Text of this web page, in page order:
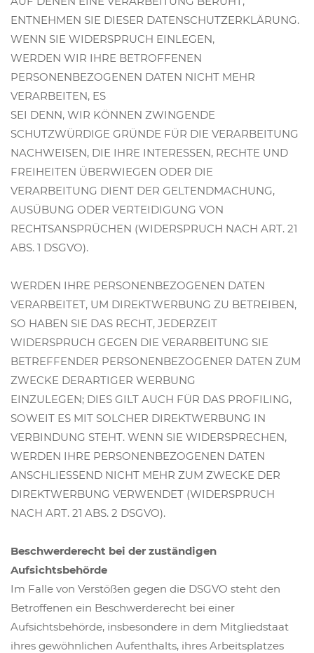
ENTNEHMEN SIE DIESER DATENSCHUTZERKLÄRUNG.
WENN SIE WIDERSPRUCH EINLEGEN,
WERDEN WIR IHRE BETROFFENEN
PERSONENBEZOGENEN DATEN NICHT MEHR
VERARBEITEN, ES
SEI DENN, WIR KÖNNEN ZWINGENDE
SCHUTZWÜRDIGE GRÜNDE FÜR DIE VERARBEITUNG
NACHWEISEN, DIE IHRE INTERESSEN, RECHTE UND
FREIHEITEN ÜBERWIEGEN ODER DIE
VERARBEITUNG DIENT DER GELTENDMACHUNG,
AUSÜBUNG ODER VERTEIDIGUNG VON
RECHTSANSPRÜCHEN (WIDERSPRUCH NACH ART. 21
ABS. 1 DSGVO).
WERDEN IHRE PERSONENBEZOGENEN DATEN
VERARBEITET, UM DIREKTWERBUNG ZU BETREIBEN,
SO HABEN SIE DAS RECHT, JEDERZEIT
WIDERSPRUCH GEGEN DIE VERARBEITUNG SIE
BETREFFENDER PERSONENBEZOGENER DATEN ZUM
ZWECKE DERARTIGER WERBUNG
EINZULEGEN; DIES GILT AUCH FÜR DAS PROFILING,
SOWEIT ES MIT SOLCHER DIREKTWERBUNG IN
VERBINDUNG STEHT. WENN SIE WIDERSPRECHEN,
WERDEN IHRE PERSONENBEZOGENEN DATEN
ANSCHLIESSEND NICHT MEHR ZUM ZWECKE DER
DIREKTWERBUNG VERWENDET (WIDERSPRUCH
NACH ART. 21 ABS. 2 DSGVO).
Beschwerderecht bei der zuständigen
Aufsichtsbehörde
Im Falle von Verstößen gegen die DSGVO steht den
Betroffenen ein Beschwerderecht bei einer
Aufsichtsbehörde, insbesondere in dem Mitgliedstaat
ihres gewöhnlichen Aufenthalts, ihres Arbeitsplatzes